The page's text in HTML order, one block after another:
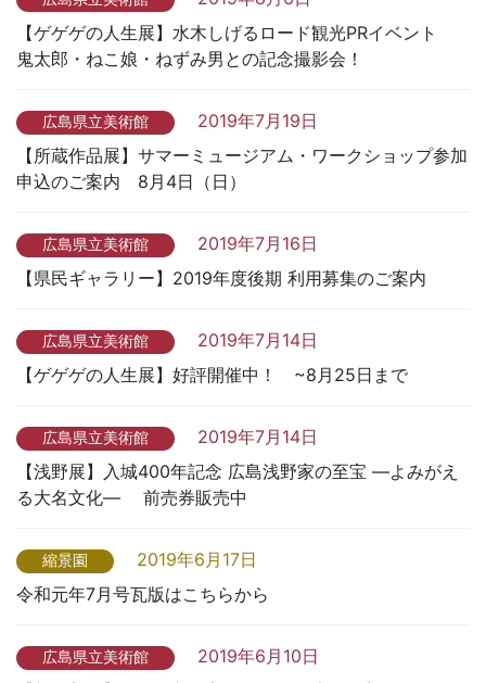
【ゲゲゲの人生展】水木しげるロード観光PRイベント
鬼太郎・ねこ娘・ねずみ男との記念撮影会！
広島県立美術館
2019年7月19日
【所蔵作品展】サマーミュージアム・ワークショップ参加
申込のご案内 8月4日（日）
広島県立美術館
2019年7月16日
【県民ギャラリー】2019年度後期 利用募集のご案内
広島県立美術館
2019年7月14日
【ゲゲゲの人生展】好評開催中！ ~8月25日まで
広島県立美術館
2019年7月14日
【浅野展】入城400年記念 広島浅野家の至宝 ―よみがえ
る大名文化― 前売券販売中
縮景園
2019年6月17日
令和元年7月号瓦版はこちらから
広島県立美術館
2019年6月10日